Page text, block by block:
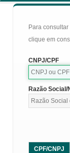
Para
clique em
CNPJ/CPF
Razão Social/
CPF/CNPJ